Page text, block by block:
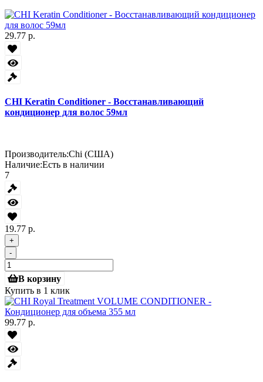
29.77 р.
CHI Keratin Conditioner - Восстанавливающий
кондиционер для волос 59мл
Производитель:Chi (США)
Наличие:Есть в наличии
7
19.77 р.
+
-
В корзину
Купить в 1 клик
99.77 р.